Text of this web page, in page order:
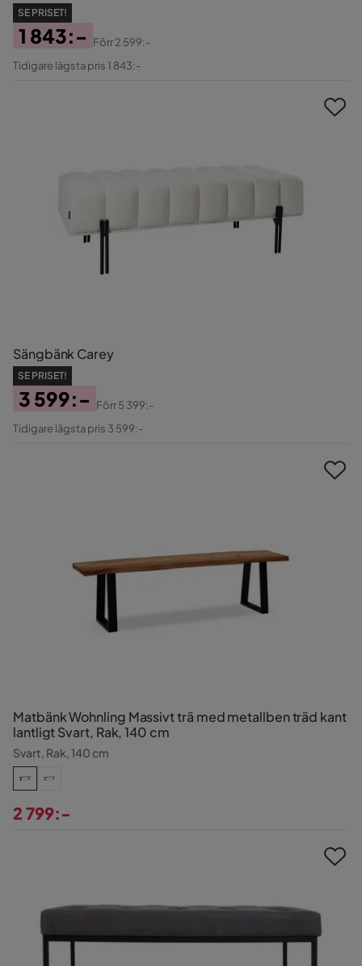
SE PRISET!
Pris
1 843:-
Original
Förr2 599:-
Tidigare lägsta pris 1 843:-
Sängbänk Carey
SE PRISET!
Pris
3 599:-
Original
Förr5 399:-
Tidigare lägsta pris 3 599:-
Matbänk Wohnling Massivt trä med metallben träd kant
lantligt Svart, Rak, 140 cm
Svart, Rak, 140 cm
2 799:-